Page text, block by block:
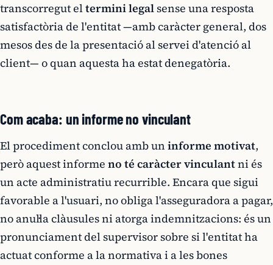
transcorregut eltermini legalsense una resposta
satisfactòria de l'entitat —amb caràcter general, dos
mesos des de la presentació al servei d'atenció al
client— o quan aquesta ha estat denegatòria.
Com acaba: un informe no vinculant
El procediment conclou amb un informe motivat,
però aquest informe no té caràcter vinculantni és
un acte administratiu recurrible. Encara que sigui
favorable a l'usuari, no obliga l'asseguradora a pagar,
no anul·la clàusules ni atorga indemnitzacions: és un
pronunciament del supervisor sobre si l'entitat ha
actuat conforme a la normativa i a les bones